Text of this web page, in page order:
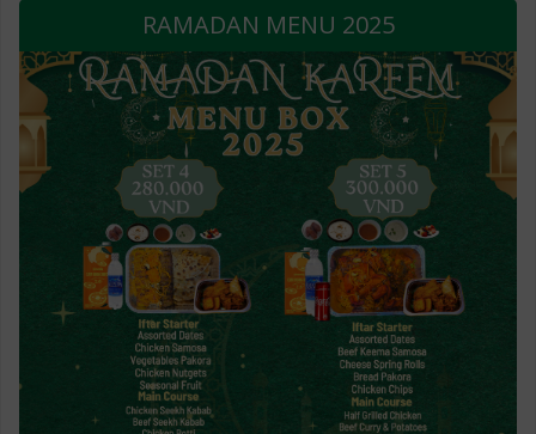
RAMADAN MENU 2025